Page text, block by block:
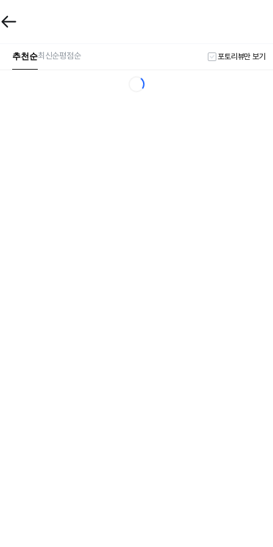
추천순최신순평점순 포토리뷰만 보기